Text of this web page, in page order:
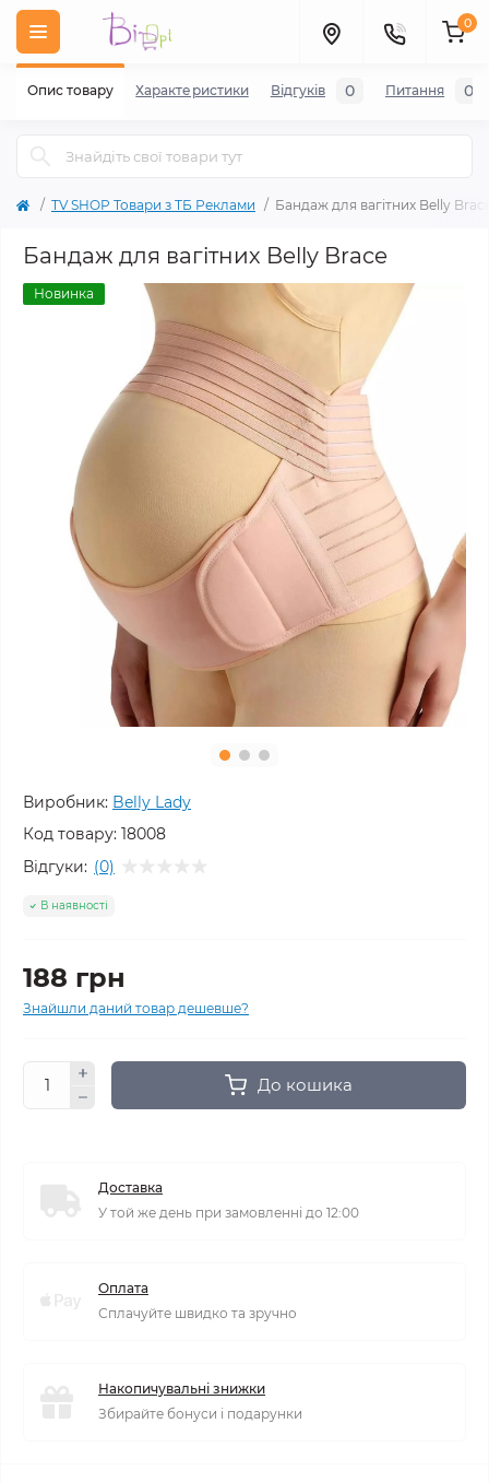
0
TV SHOP Товари з ТБ Реклами Бандаж для вагітних Belly
Бандаж для вагітних Belly Brace
Новинка
Виробник: Belly Lady
Код товару: 18008
Відгуки: (0)
В наявності
188 грн
Знайшли даний товар дешевше?
До кошика
Доставка
У той же день при замовленні до 12:00
Оплата
Сплачуйте швидко та зручно
Накопичувальні знижки
Збирайте бонуси і подарунки
Опис товару Характеристики Відгуків 0 Питання 0